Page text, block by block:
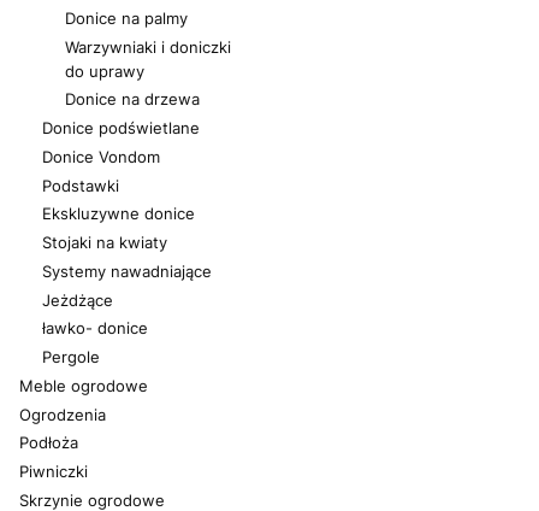
Donice na palmy
Warzywniaki i doniczki
do uprawy
Donice na drzewa
Donice podświetlane
Donice Vondom
Podstawki
Ekskluzywne donice
Stojaki na kwiaty
Systemy nawadniające
Jeżdżące
ławko- donice
Pergole
Meble ogrodowe
Ogrodzenia
Podłoża
Piwniczki
Skrzynie ogrodowe